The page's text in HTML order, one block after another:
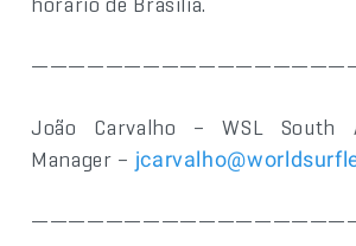
João Carvalho – WSL South
Manager –